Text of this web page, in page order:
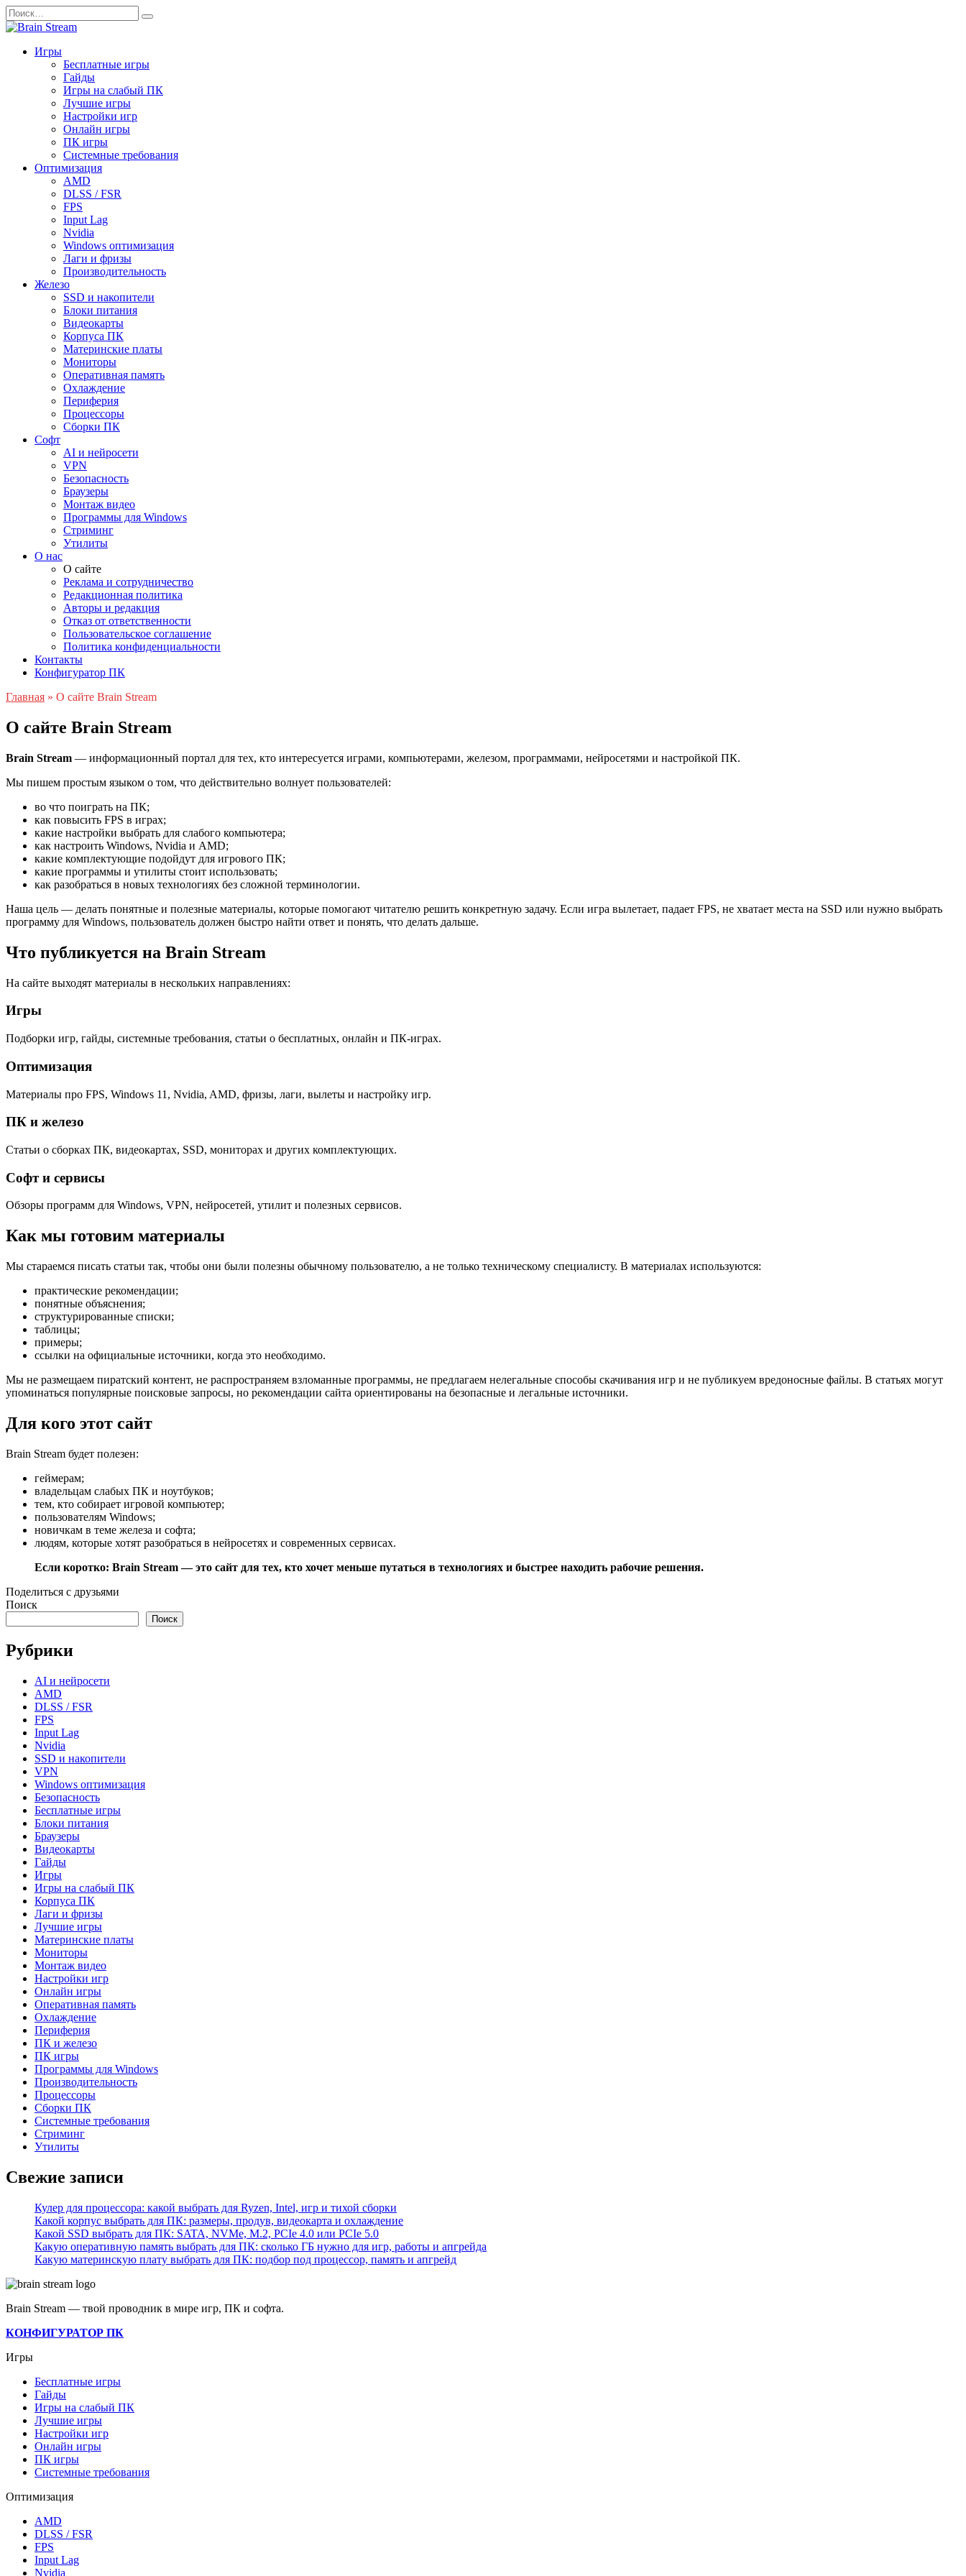
Перейти
к
Search
for:
Игры
Бесплатные игры
Гайды
Игры на слабый ПК
Лучшие игры
Настройки игр
Онлайн игры
ПК игры
Системные требования
Оптимизация
AMD
DLSS / FSR
FPS
Input Lag
Nvidia
Windows оптимизация
Лаги и фризы
Производительность
Железо
SSD и накопители
Блоки питания
Видеокарты
Корпуса ПК
Материнские платы
Мониторы
Оперативная память
Охлаждение
Периферия
Процессоры
Сборки ПК
Софт
AI и нейросети
VPN
Безопасность
Браузеры
Монтаж видео
Программы для Windows
Стриминг
Утилиты
О нас
О сайте
Реклама и сотрудничество
Редакционная политика
Авторы и редакция
Отказ от ответственности
Пользовательское соглашение
Политика конфиденциальности
Контакты
Конфигуратор ПК
Главная » О сайте Brain Stream
О сайте Brain Stream
Brain Stream — информационный портал для тех, кто интересуется играми, компьютерами, железом, программами, нейросетями и настройкой ПК.
Мы пишем простым языком о том, что действительно волнует пользователей:
во что поиграть на ПК;
как повысить FPS в играх;
какие настройки выбрать для слабого компьютера;
как настроить Windows, Nvidia и AMD;
какие комплектующие подойдут для игрового ПК;
какие программы и утилиты стоит использовать;
как разобраться в новых технологиях без сложной терминологии.
Наша цель — делать понятные и полезные материалы, которые помогают читателю решить конкретную задачу. Если игра вылетает, падает FPS, не хватает места на SSD или нужно выбрать
программу для Windows, пользователь должен быстро найти ответ и понять, что делать дальше.
Что публикуется на Brain Stream
На сайте выходят материалы в нескольких направлениях:
Игры
Подборки игр, гайды, системные требования, статьи о бесплатных, онлайн и ПК-играх.
Оптимизация
Материалы про FPS, Windows 11, Nvidia, AMD, фризы, лаги, вылеты и настройку игр.
ПК и железо
Статьи о сборках ПК, видеокартах, SSD, мониторах и других комплектующих.
Софт и сервисы
Обзоры программ для Windows, VPN, нейросетей, утилит и полезных сервисов.
Как мы готовим материалы
Мы стараемся писать статьи так, чтобы они были полезны обычному пользователю, а не только техническому специалисту. В материалах используются:
практические рекомендации;
понятные объяснения;
структурированные списки;
таблицы;
примеры;
ссылки на официальные источники, когда это необходимо.
Мы не размещаем пиратский контент, не распространяем взломанные программы, не предлагаем нелегальные способы скачивания игр и не публикуем вредоносные файлы. В статьях могут
упоминаться популярные поисковые запросы, но рекомендации сайта ориентированы на безопасные и легальные источники.
Для кого этот сайт
Brain Stream будет полезен:
геймерам;
владельцам слабых ПК и ноутбуков;
тем, кто собирает игровой компьютер;
пользователям Windows;
новичкам в теме железа и софта;
людям, которые хотят разобраться в нейросетях и современных сервисах.
Если коротко: Brain Stream — это сайт для тех, кто хочет меньше путаться в технологиях и быстрее находить рабочие решения.
Поделиться с друзьями
Поиск
Поиск
Рубрики
AI и нейросети
AMD
DLSS / FSR
FPS
Input Lag
Nvidia
SSD и накопители
VPN
Windows оптимизация
Безопасность
Бесплатные игры
Блоки питания
Браузеры
Видеокарты
Гайды
Игры
Игры на слабый ПК
Корпуса ПК
Лаги и фризы
Лучшие игры
Материнские платы
Мониторы
Монтаж видео
Настройки игр
Онлайн игры
Оперативная память
Охлаждение
Периферия
ПК и железо
ПК игры
Программы для Windows
Производительность
Процессоры
Сборки ПК
Системные требования
Стриминг
Утилиты
Свежие записи
Кулер для процессора: какой выбрать для Ryzen, Intel, игр и тихой сборки
Какой корпус выбрать для ПК: размеры, продув, видеокарта и охлаждение
Какой SSD выбрать для ПК: SATA, NVMe, M.2, PCIe 4.0 или PCIe 5.0
Какую оперативную память выбрать для ПК: сколько ГБ нужно для игр, работы и апгрейда
Какую материнскую плату выбрать для ПК: подбор под процессор, память и апгрейд
Brain Stream — твой проводник в мире игр, ПК и софта.
КОНФИГУРАТОР ПК
Игры
Бесплатные игры
Гайды
Игры на слабый ПК
Лучшие игры
Настройки игр
Онлайн игры
ПК игры
Системные требования
Оптимизация
AMD
DLSS / FSR
FPS
Input Lag
Nvidia